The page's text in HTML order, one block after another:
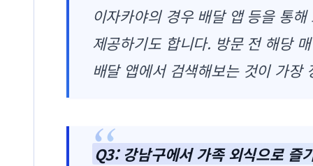
이자카야의 경우 배달 앱 등을 통
제공하기도 합니다. 방문 전 해당
배달 앱에서 검색해보는 것이 가장
Q3: 강남구에서 가족 외식으로 즐